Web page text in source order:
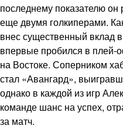
последнему показателю он
еще двумя голкиперами.
внес существенный вклад
впервые пробился в
на Востоке. Соперником
стал «Авангард»,
однако в каждой из игр
команде шанс на успех,
за матч.